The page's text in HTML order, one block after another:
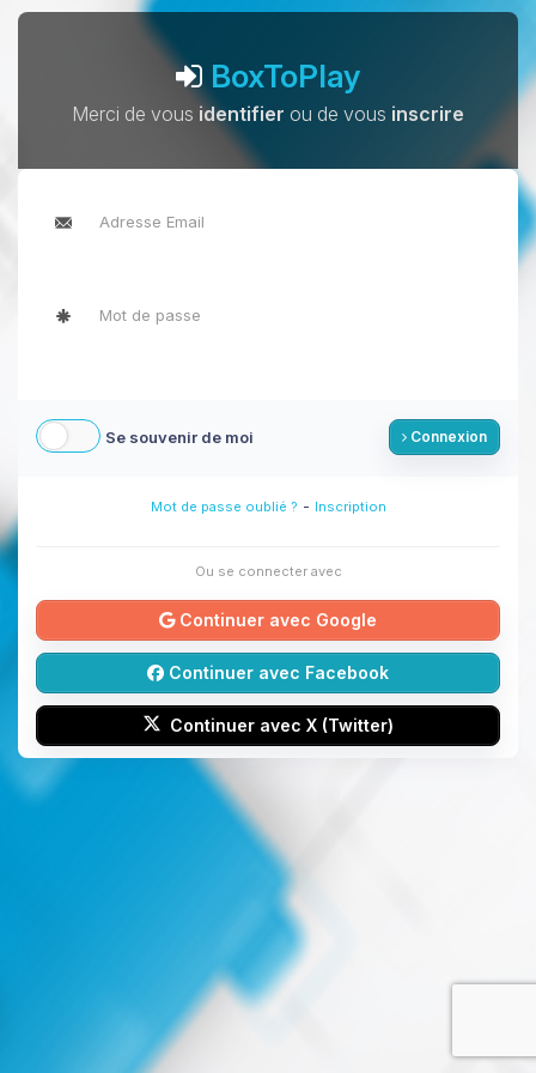
BoxToPlay
Merci de vous identifier ou de vous inscrire
Se souvenir de moi Connexion
Mot de passe oublié ? - Inscription
Ou se connecter avec
Continuer avec Google
Continuer avec Facebook
Continuer avec X (Twitter)